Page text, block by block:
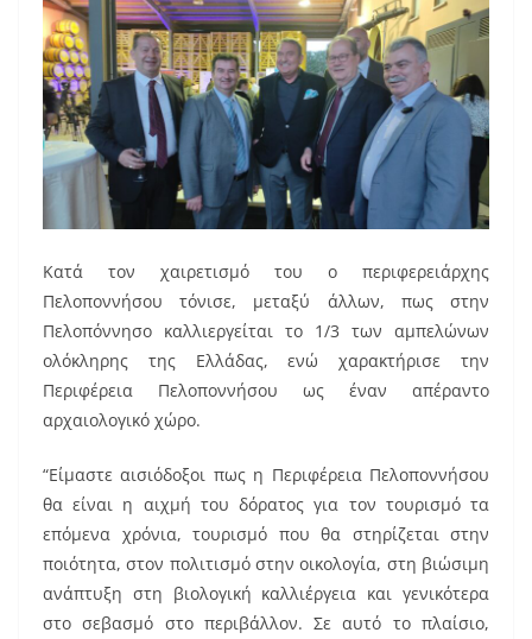
Κατά τον χαιρετισμό του ο περιφερειάρχης
Πελοποννήσου τόνισε, μεταξύ άλλων, πως στην
Πελοπόννησο καλλιεργείται το 1/3 των αμπελώνων
ολόκληρης της Ελλάδας, ενώ χαρακτήρισε την
Περιφέρεια Πελοποννήσου ως έναν απέραντο
αρχαιολογικό χώρο.
“Είμαστε αισιόδοξοι πως η Περιφέρεια Πελοποννήσου
θα είναι η αιχμή του δόρατος για τον τουρισμό τα
επόμενα χρόνια, τουρισμό που θα στηρίζεται στην
ποιότητα, στον πολιτισμό στην οικολογία, στη βιώσιμη
ανάπτυξη στη βιολογική καλλιέργεια και γενικότερα
στο σεβασμό στο περιβάλλον. Σε αυτό το πλαίσιο,